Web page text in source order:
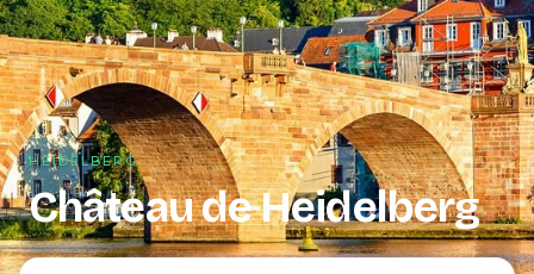
HEIDELBERG
Château de Heidelberg